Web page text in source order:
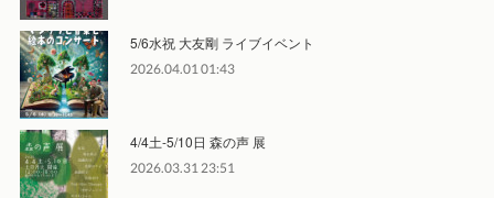
5/6水祝 大友剛 ライブイベント
2026.04.01 01:43
4/4土-5/10日 森の声 展
2026.03.31 23:51